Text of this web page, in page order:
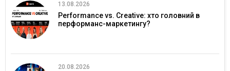
13.08.2026
Performance vs. Creative: хто головний в
перформанс-маркетингу?
20.08.2026